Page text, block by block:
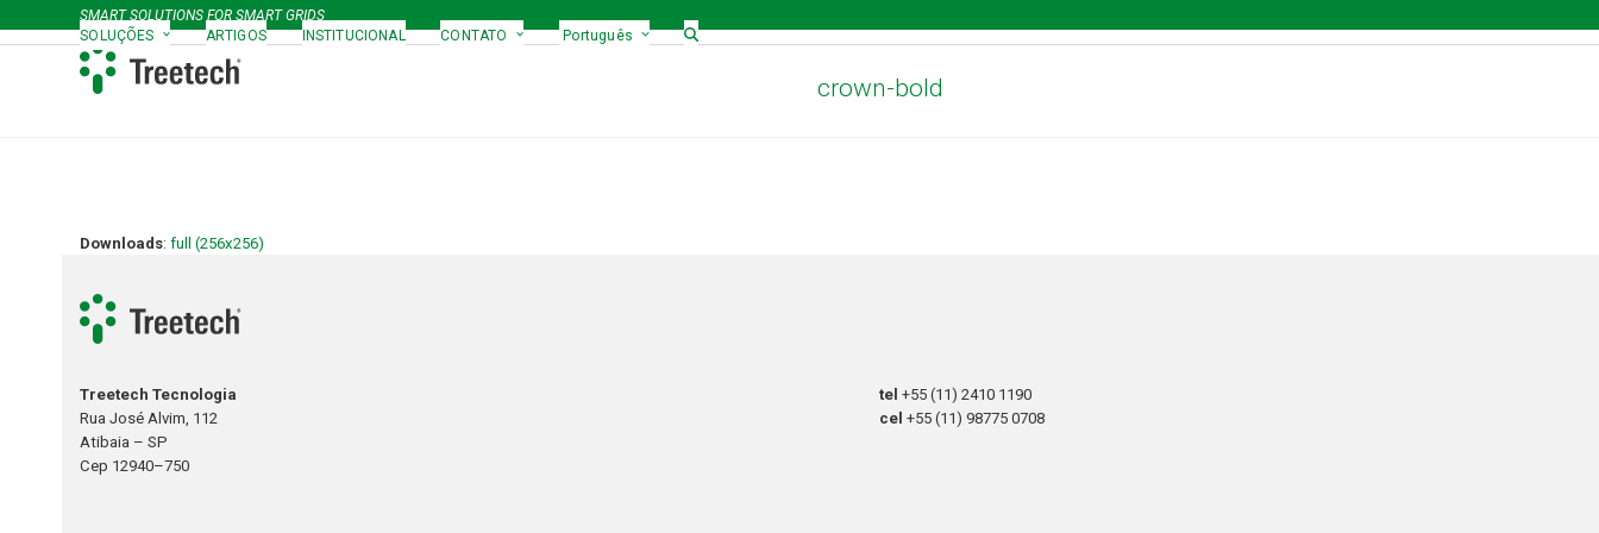
to
SMART SOLUTIONS FOR SMART GRIDS
SOLUÇÕES
ARTIGOS INSTITUCIONAL CONTATO Português
crown-bold
Downloads:full (256x256)
Treetech Tecnologia
Rua José Alvim, 112
Atibaia – SP
Cep 12940–750
tel+55 (11) 2410 1190
cel+55 (11) 98775 0708